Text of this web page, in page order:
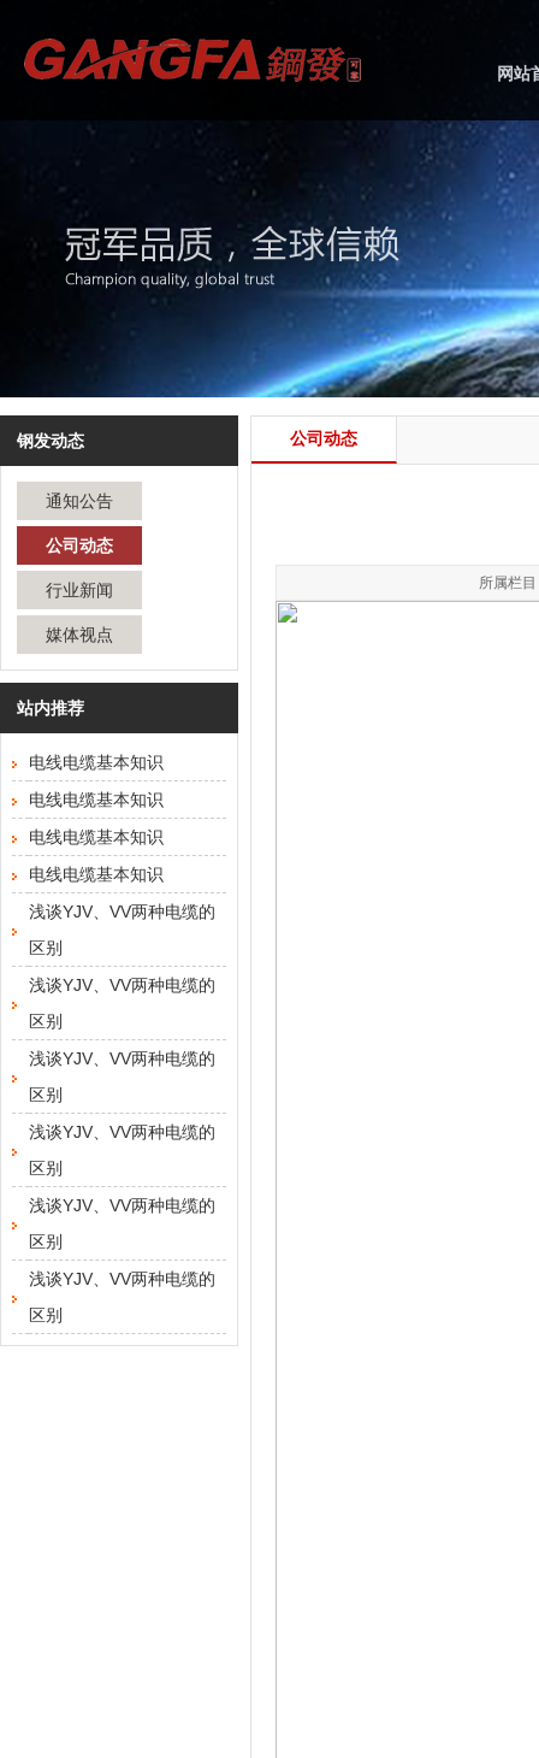
网站
钢发动态
通知公告
公司动态
行业新闻
媒体视点
站内推荐
电线电缆基本知识
电线电缆基本知识
电线电缆基本知识
电线电缆基本知识
浅谈YJV、VV两种电缆的
区别
浅谈YJV、VV两种电缆的
区别
浅谈YJV、VV两种电缆的
区别
浅谈YJV、VV两种电缆的
区别
浅谈YJV、VV两种电缆的
区别
浅谈YJV、VV两种电缆的
区别
公司动态
所属栏